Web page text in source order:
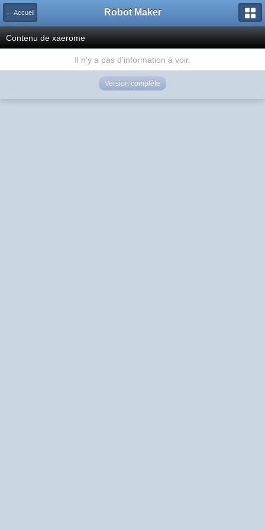
← Accueil Robot Maker
Contenu de xaerome
Il n'y a pas d'information à voir.
Version complète